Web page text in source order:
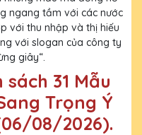
ngang tầm với các nước
với thu nhập và thị hiếu
với slogan của công ty
giây“.
31 Mẫu
Trọng Ý
08/2026).